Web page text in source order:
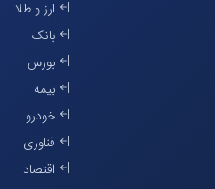
ارز و طلا
بانک
بورس
بیمه
خودرو
فناوری
اقتصاد